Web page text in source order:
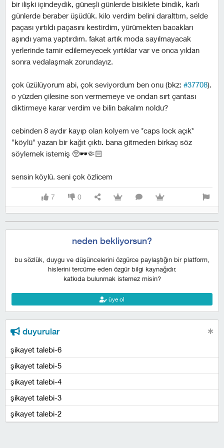
bir ilişki içindeydik, güneşli günlerde bisiklete bindik, karlı
günlerde beraber üşüdük. kilo verdim belini daralttım, selde
paçası yırtıldı paçasını kestirdim, yürümekten bacakları
aşındı yama yaptırdım. fakat artık moda sayılmayacak
yerlerinde tamir edilemeyecek yırtıklar var ve onca yıldan
sonra vedalaşmak zorundayız.
çok üzülüyorum abi, çok seviyordum ben onu (bkz: #37708).
o yüzden çilesine son vermemeye ve ondan sırt çantası
diktirmeye karar verdim ve bilin bakalım noldu?
cebinden 8 aydır kayıp olan kolyem ve *caps lock açık*
"köylü" yazan bir kağıt çıktı. bana gitmeden birkaç söz
söylemek istemiş 🥺🕶️🤏🏻
sensin köylü. seni çok özlicem
7 0
neden bekliyorsun?
bu sözlük, duygu ve düşüncelerini özgürce paylaştığın bir platform,
hislerini tercüme eden özgür bilgi kaynağıdır.
katkıda bulunmak istemez misin?
üye ol
duyurular
şikayet talebi-6
şikayet talebi-5
şikayet talebi-4
şikayet talebi-3
şikayet talebi-2